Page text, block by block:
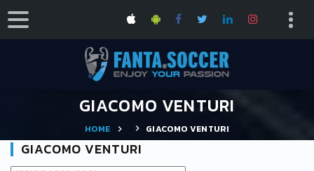
GIACOMO VENTURI
HOME GIACOMO VENTURI
GIACOMO VENTURI